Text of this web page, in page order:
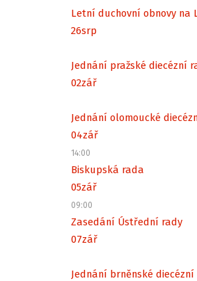
Letní duchovní obnovy na
26srp
Jednání pražské diecézní
02zář
Jednání olomoucké
04zář
14:00
Biskupská rada
05zář
09:00
Zasedání Ústřední rady
07zář
Jednání brněnské